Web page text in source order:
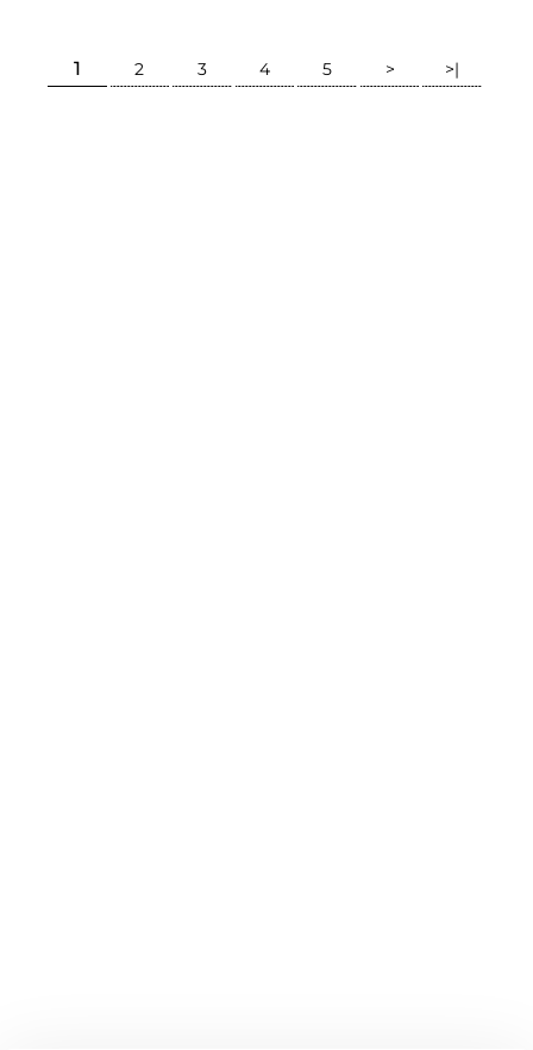
1 2 3 4 5 > >|